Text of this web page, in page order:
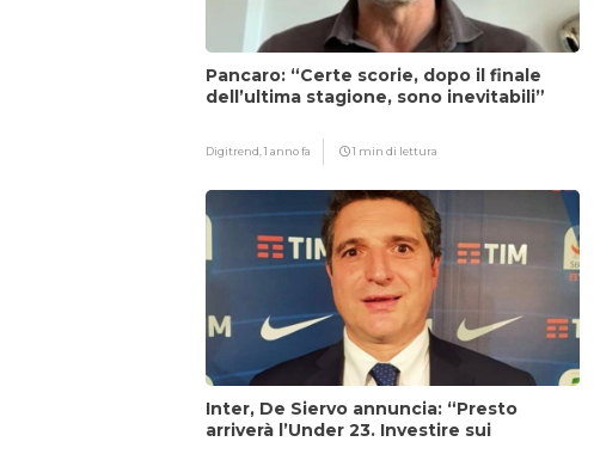
Pancaro: “Certe scorie, dopo il finale
dell’ultima stagione, sono inevitabili”
Digitrend,1 anno fa 1 min di lettura
Inter, De Siervo annuncia: “Presto
arriverà l’Under 23. Investire sui